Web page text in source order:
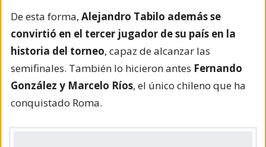
De esta forma, Alejandro Tabilo además se
convirtió en el tercer jugador de su país en la
historia del torneo, capaz de alcanzar las
semifinales. También lo hicieron antes Fernando
González y Marcelo Ríos, el único chileno que ha
conquistado Roma.